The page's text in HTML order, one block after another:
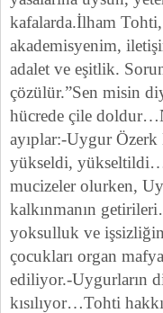
kafalarda.İlham
akademisyenim,
adalet ve eşitlik.
çözülür.”Sen misin
hücrede çile
ayıplar:-Uygur
yükseldi, yükseltildi…
mucizeler olurken,
kalkınmanın
yoksulluk ve
çocukları organ
ediliyor.-Uygurların
kısılıyor…Tohti